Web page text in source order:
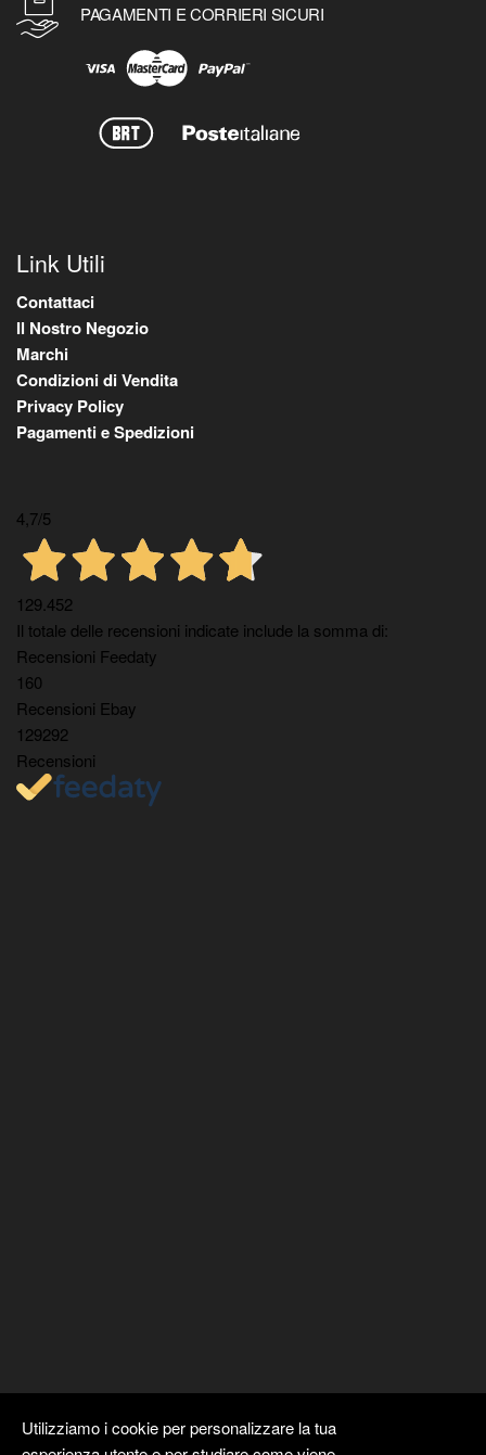
PAGAMENTI E CORRIERI SICURI
Link Utili
Contattaci
Il Nostro Negozio
Marchi
Condizioni di Vendita
Privacy Policy
Pagamenti e Spedizioni
4,7/5
129.452
Il totale delle recensioni indicate include la somma di:
Recensioni Feedaty
160
Recensioni Ebay
129292
Recensioni
Utilizziamo i cookie per personalizzare la tua